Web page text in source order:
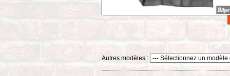
Autres modèles :